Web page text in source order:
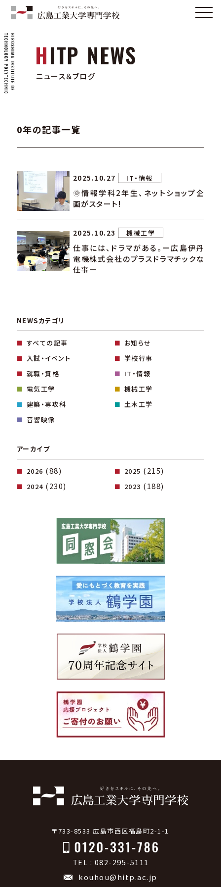
ニュース＆ブログ
0年の記事一覧
2025.10.27 IT・情報
🌞情報学科2年生、ネットショップ企
画がスタート!
2025.10.23 機械工学
仕事には、ドラマがある。ー広島伊丹
電機株式会社のプラスドラマチックな
仕事ー
NEWSカテゴリ
すべての記事
お知らせ
入試・イベント
学校行事
就職・資格
IT・情報
電気工学
機械工学
建築・専攻科
土木工学
音響映像
アーカイブ
2026 (88) 2025 (215)
2024 (230) 2023 (188)
〒733-8533 広島市西区福島町2-1-1
TEL : 082-295-5111
kouhou@hitp.ac.jp